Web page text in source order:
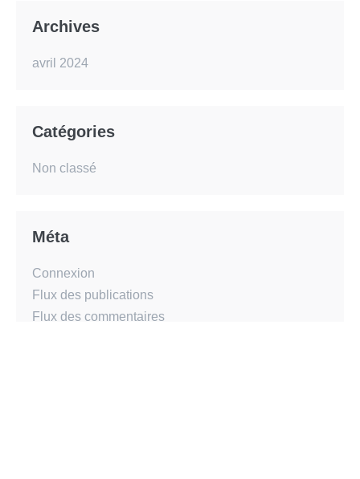
Archives
avril 2024
Catégories
Non classé
Méta
Connexion
Flux des publications
Flux des commentaires